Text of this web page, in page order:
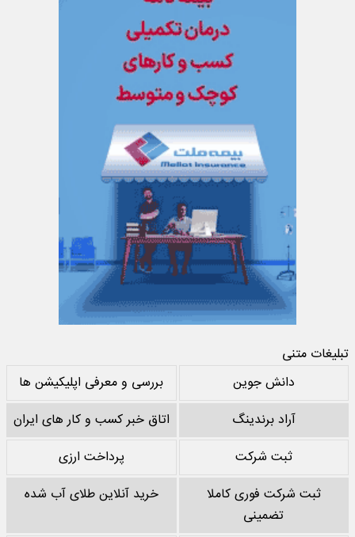
تبلیغات متنی
دانش جوین
بررسی و معرفی اپلیکیشن ها
آراد برندینگ
اتاق خبر کسب و کار های ایران
ثبت شرکت
پرداخت ارزی
ثبت شرکت فوری کاملا
تضمینی
خرید آنلاین طلای آب شده